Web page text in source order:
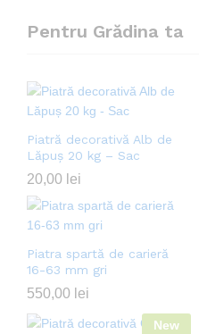
Pentru Grădina ta
Piatră decorativă Alb de
Lăpuș 20 kg – Sac
20,00 lei
Piatra spartă de carieră
16-63 mm gri
550,00 lei
New